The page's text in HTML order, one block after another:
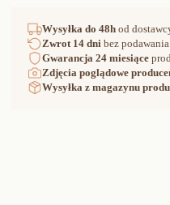
Wysyłkado 48h od
Zwrot 14 dni bez
Gwarancja24 miesiące
Zdjęcia poglądowe
Wysyłka z magazynu